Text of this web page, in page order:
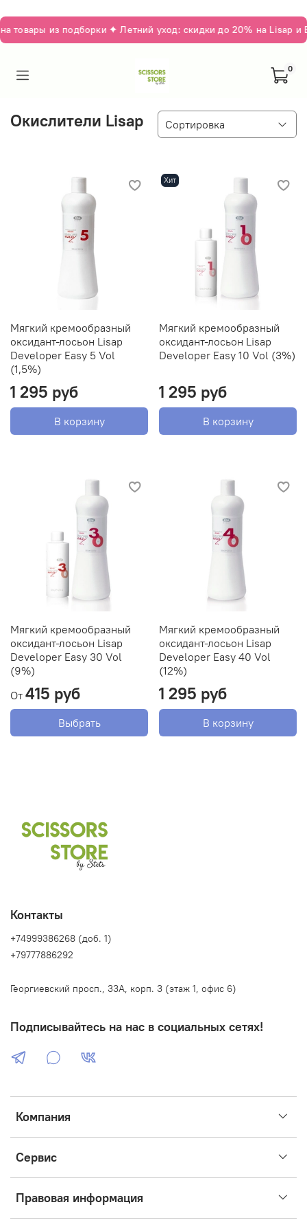
товары из подборки ✦ Летний уход: скидки до 20% на Lisap
0
Окислители Lisap
Мягкий кремообразный
оксидант-лосьон Lisap
Developer Easy 5 Vol
(1,5%)
1 295 руб
В корзину
Хит
Мягкий кремообразный
оксидант-лосьон Lisap
Developer Easy 10 Vol (3%)
1 295 руб
В корзину
Мягкий кремообразный
оксидант-лосьон Lisap
Developer Easy 30 Vol
(9%)
От 415 руб
Выбрать
Мягкий кремообразный
оксидант-лосьон Lisap
Developer Easy 40 Vol
(12%)
1 295 руб
В корзину
Компания
Сервис
Правовая информация
Контакты
+74999386268 (доб. 1)
+79777886292
Георгиевский просп., 33А, корп. 3 (этаж 1, офис 6)
Подписывайтесь на нас в социальных сетях!